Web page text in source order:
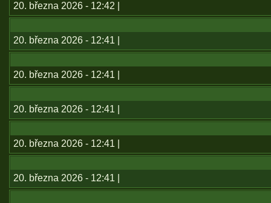
20. března 2026 - 12:42 |
20. března 2026 - 12:41 |
20. března 2026 - 12:41 |
20. března 2026 - 12:41 |
20. března 2026 - 12:41 |
20. března 2026 - 12:41 |